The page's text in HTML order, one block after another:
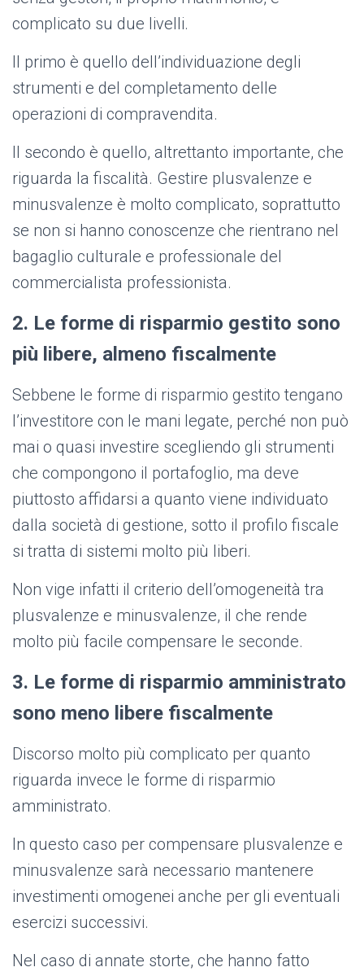
complicato su due livelli.
Il primo è quello dell’individuazione degli
strumenti e del completamento delle
operazioni di compravendita.
Il secondo è quello, altrettanto importante, che
riguarda la fiscalità. Gestire plusvalenze e
minusvalenze è molto complicato, soprattutto
se non si hanno conoscenze che rientrano nel
bagaglio culturale e professionale del
commercialista professionista.
2. Le forme di risparmio gestito sono
più libere, almeno fiscalmente
Sebbene le forme di risparmio gestito tengano
l’investitore con le mani legate, perché non può
mai o quasi investire scegliendo gli strumenti
che compongono il portafoglio, ma deve
piuttosto affidarsi a quanto viene individuato
dalla società di gestione, sotto il profilo fiscale
si tratta di sistemi molto più liberi.
Non vige infatti il criterio dell’omogeneità tra
plusvalenze e minusvalenze, il che rende
molto più facile compensare le seconde.
3. Le forme di risparmio amministrato
sono meno libere fiscalmente
Discorso molto più complicato per quanto
riguarda invece le forme di risparmio
amministrato.
In questo caso per compensare plusvalenze e
minusvalenze sarà necessario mantenere
investimenti omogenei anche per gli eventuali
esercizi successivi.
Nel caso di annate storte, che hanno fatto